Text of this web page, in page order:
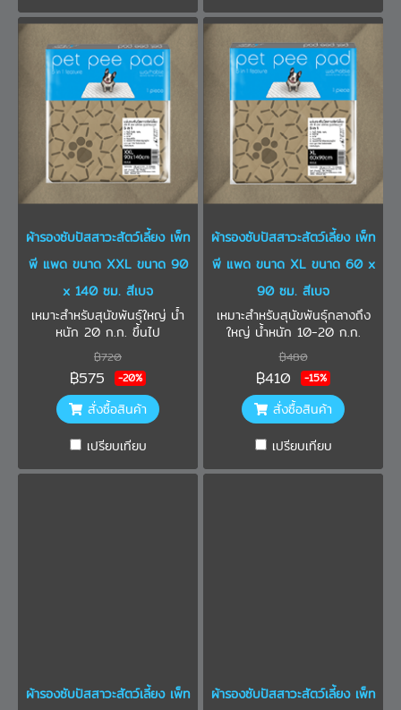
มีให้เลือกถึง 4 สี และ 5 ขนาด
ให้เข้ากับการตกแต่งภายในบ้าน
และขนาดของสัตว์เลี้ยง
ผ้ารองซับปัสสาวะสัตว์เลี้ยง เพ็ท
พี แพด ขนาด XXL ขนาด 90
x 140 ซม. สีเบจ
เหมาะสำหรับสุนัขพันธุ์ใหญ่ น้ำ
หนัก 20 ก.ก. ขึ้นไป
฿720
฿575 -20%
สั่งซื้อสินค้า
เปรียบเทียบ
ผ้ารองซับปัสสาวะสัตว์เลี้ยง เพ็ท
พี แพด ขนาด XL ขนาด 60 x
90 ซม. สีเบจ
เหมาะสำหรับสุนัขพันธุ์กลางถึง
ใหญ่ น้ำหนัก 10-20 ก.ก.
฿480
฿410 -15%
สั่งซื้อสินค้า
เปรียบเทียบ
ผ้ารองซับปัสสาวะสัตว์เลี้ยง เพ็ท
ผ้ารองซับปัสสาวะสัตว์เลี้ยง เพ็ท